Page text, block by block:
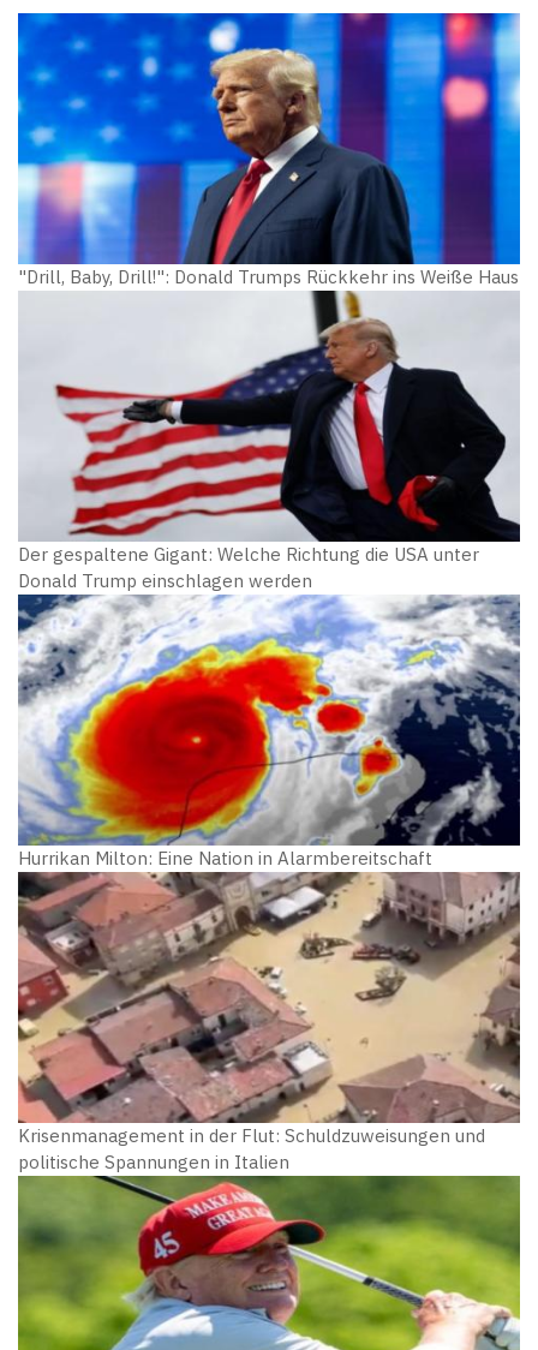
"Drill, Baby, Drill!": Donald Trumps Rückkehr ins Weiße Haus
Der gespaltene Gigant: Welche Richtung die USA unter
Donald Trump einschlagen werden
Hurrikan Milton: Eine Nation in Alarmbereitschaft
Krisenmanagement in der Flut: Schuldzuweisungen und
politische Spannungen in Italien